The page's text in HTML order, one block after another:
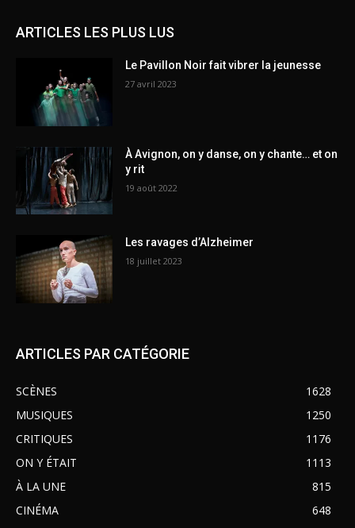
ARTICLES LES PLUS LUS
Le Pavillon Noir fait vibrer la jeunesse
27 avril 2023
À Avignon, on y danse, on y chante… et on
y rit
19 août 2022
Les ravages d’Alzheimer
18 juillet 2023
ARTICLES PAR CATÉGORIE
SCÈNES
1628
MUSIQUES
1250
CRITIQUES
1176
ON Y ÉTAIT
1113
À LA UNE
815
CINÉMA
648